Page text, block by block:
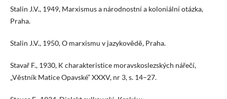
Stalin J.V., 1949, Marxismus a národnostní a koloniální otázka,
Praha.
Stalin J.V., 1950, O marxismu v jazykovědě, Praha.
Stavař F., 1930, K charakteristice moravskoslezských nářečí,
„Věstník Matice Opavské” XXXV, nr 3, s. 14–27.